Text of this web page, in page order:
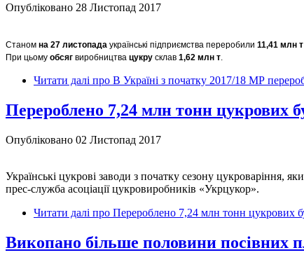
Опубліковано 28 Листопад 2017
Станом на 27 листопада українські підприємства переробили 11,41 млн
При цьому обсяг виробництва цукру склав 1,62 млн т.
Читати далі про В Україні з початку 2017/18 МР
Перероблено 7,24 млн тонн цукрових
Опубліковано 02 Листопад 2017
Українські цукрові заводи з початку сезону цукроваріння,
прес-служба асоціації цукровиробників «Укрцукор».
Читати далі про Перероблено 7,24 млн тонн цукрових
Викопано більше половини посівних